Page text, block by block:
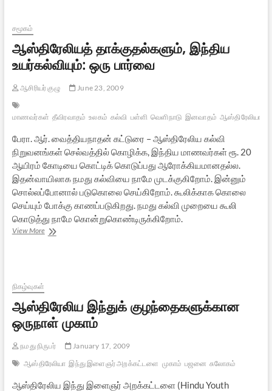
சமூகம்
ஆஸ்திரேலியத் தாக்குதல்களும், இந்திய
உயர்கல்வியும்: ஒரு பார்வை
ஆசிரியர் குழு June 23, 2009
மாணவர்கள் தீவிரவாதம் உலகம் கல்வி பள்ளி வெளிநாடு இனவாதம் ஆஸ்திரேலியா
பேரா. ஆர். வைத்தியநாதன் கட்டுரை – ஆஸ்திரேலிய கல்வி
நிறுவனங்கள் செல்வத்தில் கொழிக்க, இந்திய மாணவர்கள் ரூ. 20
ஆயிரம் கோடியை கொட்டிக் கொடுப்பது ஆரோக்கியமானதல்ல.
இதன்வாயிலாக நமது கல்வியை நாமே முடக்குகிறோம். இன்னும்
சொல்லப்போனால் படுகொலை செய்கிறோம். கூலிக்காக கொலை
செய்யும் போக்கு காணப்படுகிறது. நமது கல்வி முறையை கூலி
கொடுத்து நாமே கொன்றுகொண்டிருக்கிறோம்.
View Moreஆஸ்திரேலியத்
நிகழ்வுகள்
ஆஸ்திரேலிய இந்துக் குழந்தைகளுக்கான
ஒருநாள் முகாம்
நமது நிருபர்
January 17, 2009
ஆஸ்திரேலியா இந்து இளைஞர் அறக்கட்டளை முகாம் பஜனை சுலோகம்
ஆஸ்திரேலிய இந்து இளைஞர் அறக்கட்டளை (Hindu Youth